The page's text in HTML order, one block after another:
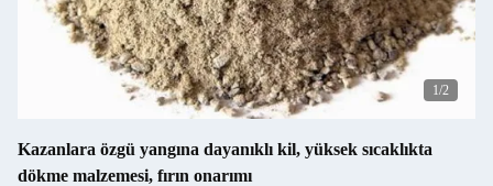
1/2
Kazanlara özgü yangına dayanıklı kil, yüksek sıcaklıkta
dökme malzemesi, fırın onarımı